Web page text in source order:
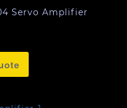
Servo Amplifier